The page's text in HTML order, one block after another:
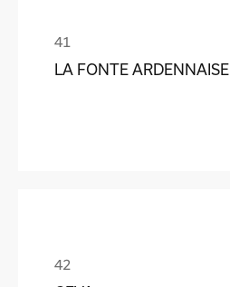
LA FONTE ARDENNAISE